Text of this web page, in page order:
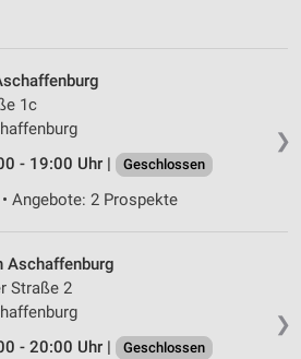
❯
1c
- 19:00 Uhr |
Geschlossen
Angebote: 2 Prospekte
❯
Aschaffenburg
Straße 2
- 20:00 Uhr |
Geschlossen